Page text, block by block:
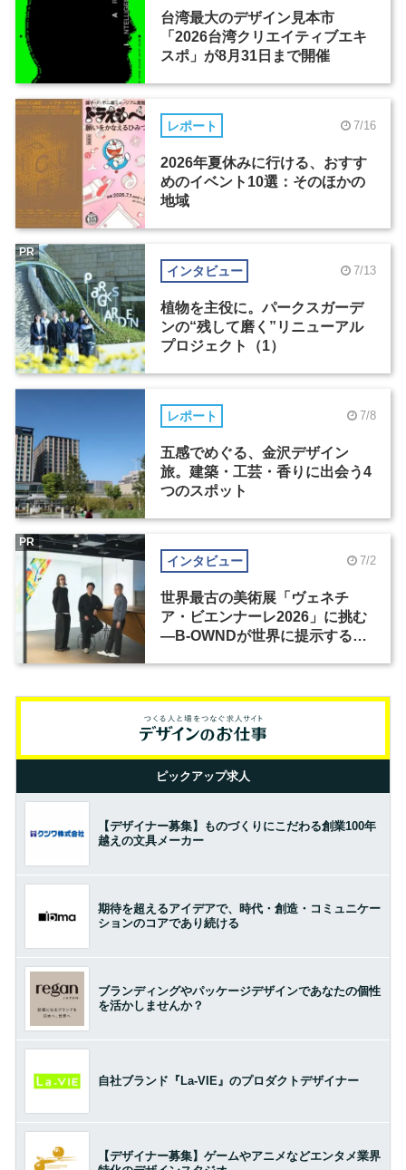
台湾最大のデザイン見本市
「2026台湾クリエイティブエキ
スポ」が8月31日まで開催
レポート 7/16
2026年夏休みに行ける、おすす
めのイベント10選：そのほかの
地域
インタビュー 7/13
植物を主役に。パークスガーデ
ンの“残して磨く”リニューアル
プロジェクト（1）
PR
レポート 7/8
五感でめぐる、金沢デザイン
旅。建築・工芸・香りに出会う4
つのスポット
インタビュー 7/2
世界最古の美術展「ヴェネチ
ア・ビエンナーレ2026」に挑む
―B-OWNDが世界に提示する美
PR
ピックアップ求人
【デザイナー募集】ものづくりにこだわる創業100年
越えの文具メーカー
期待を超えるアイデアで、時代・創造・コミュニケー
ションのコアであり続ける
ブランディングやパッケージデザインであなたの個性
を活かしませんか？
自社ブランド『La-VIE』のプロダクトデザイナー
【デザイナー募集】ゲームやアニメなどエンタメ業界